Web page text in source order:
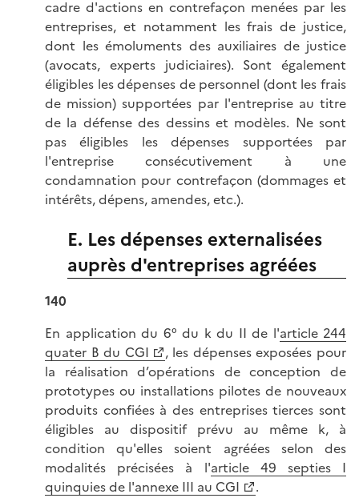
cadre d'actions en contrefaçon menées par les
entreprises, et notamment les frais de justice,
dont les émoluments des auxiliaires de justice
(avocats, experts judiciaires). Sont également
éligibles les dépenses de personnel (dont les frais
de mission) supportées par l'entreprise au titre
de la défense des dessins et modèles. Ne sont
pas éligibles les dépenses supportées par
l'entreprise consécutivement à une
condamnation pour contrefaçon (dommages et
intérêts, dépens, amendes, etc.).
E. Les dépenses externalisées
auprès d'entreprises agréées
140
En application du 6° du k du II de l'article 244
quater B du CGI
, les dépenses exposées pour
la réalisation d’opérations de conception de
prototypes ou installations pilotes de nouveaux
produits confiées à des entreprises tierces sont
éligibles au dispositif prévu au même k, à
condition qu'elles soient agréées selon des
modalités précisées à l'article 49 septies I
quinquies de l'annexe III au CGI
.